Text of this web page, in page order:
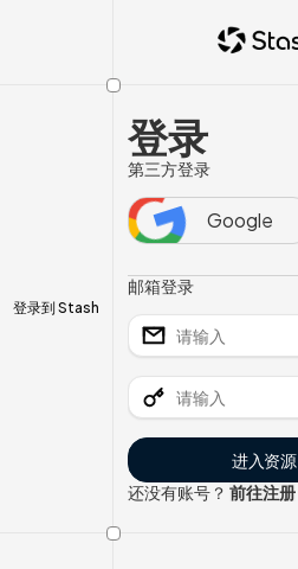
登录到 Stash
登录
第三方登录
Google
邮箱登录
进入资源
还没有账号？ 前往注册